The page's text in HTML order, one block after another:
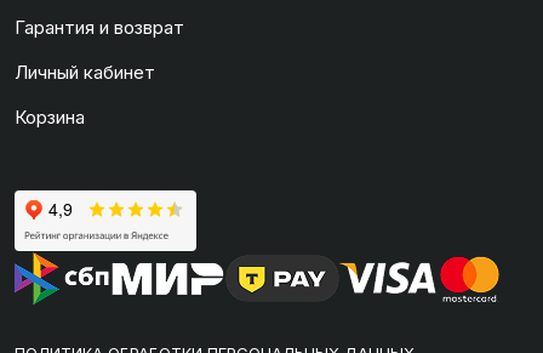
Гарантия и возврат
Личный кабинет
Корзина